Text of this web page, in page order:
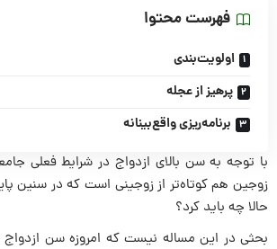
فهرست محتوا
اولویت‌بندی
پرهیز از عجله
برنامه‌ریزی واقع‌بینانه
با توجه به سن بالای ازدواج در شرایط فعلی
زوجین هم کوتاه‌تر از زوجینی است که در سنین
حالا چه باید کرد؟
بحثی در این مساله نیست که امروزه سن ازدواج